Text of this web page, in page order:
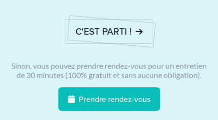
C'EST PARTI !
Sinon, vous pouvez prendre rendez-vous pour un entretien
de 30 minutes (100% gratuit et sans aucune obligation).
Prendre rendez-vous